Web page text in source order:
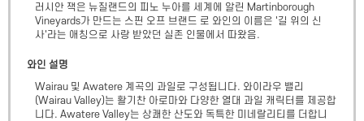
러시안 잭은 뉴질랜드의 피노 누아를 세계에 알린 Martinborough
Vineyards가 만드는 스핀 오프 브랜드 로 와인의 이름은 '길 위의 신
사'라는 애칭으로 사랑 받았던 실존 인물에서 따왔음.
와인 설명
Wairau 및 Awatere 계곡의 과일로 구성됩니다. 와이라우 밸리
(Wairau Valley)는 활기찬 아로마와 다양한 열대 과일 캐릭터를 제공합
니다. Awatere Valley는 상쾌한 산도와 독특한 미네랄리티를 더합니